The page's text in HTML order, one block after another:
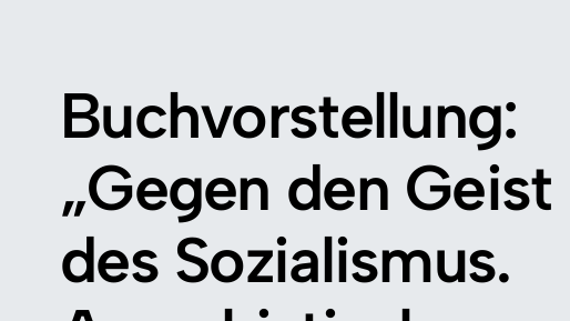
Buchvorstellung:
„Gegen den Geist
des Sozialismus.